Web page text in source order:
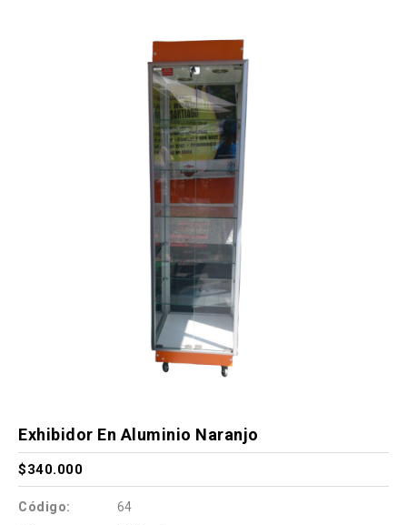
Exhibidor En Aluminio Naranjo
$340.000
Código:
64